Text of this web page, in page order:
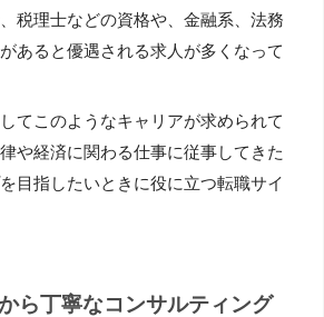
税理士などの資格や、金融系、法務
あると優遇される求人が多くなって
てこのようなキャリアが求められて
や経済に関わる仕事に従事してきた
目指したいときに役に立つ転職サイ
ら丁寧なコンサルティング